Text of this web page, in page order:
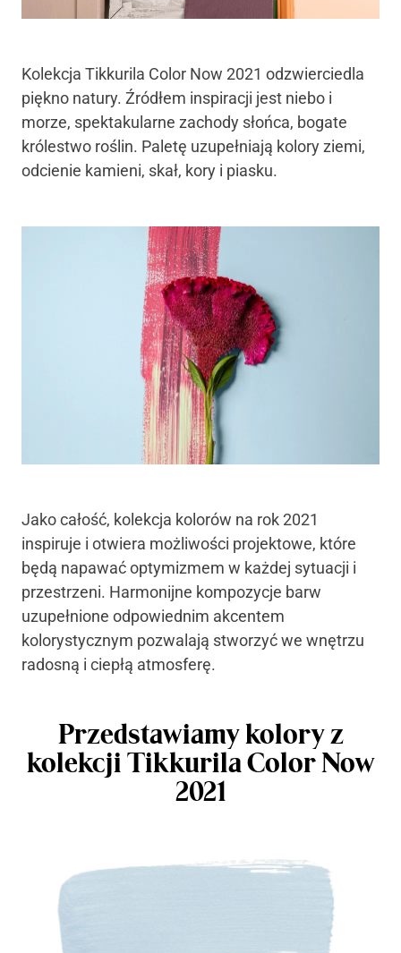
Kolekcja Tikkurila Color Now 2021 odzwierciedla
piękno natury. Źródłem inspiracji jest niebo i
morze, spektakularne zachody słońca, bogate
królestwo roślin. Paletę uzupełniają kolory ziemi,
odcienie kamieni, skał, kory i piasku.
Jako całość, kolekcja kolorów na rok 2021
inspiruje i otwiera możliwości projektowe, które
będą napawać optymizmem w każdej sytuacji i
przestrzeni. Harmonijne kompozycje barw
uzupełnione odpowiednim akcentem
kolorystycznym pozwalają stworzyć we wnętrzu
radosną i ciepłą atmosferę.
Przedstawiamy kolory z
kolekcji Tikkurila Color Now
2021